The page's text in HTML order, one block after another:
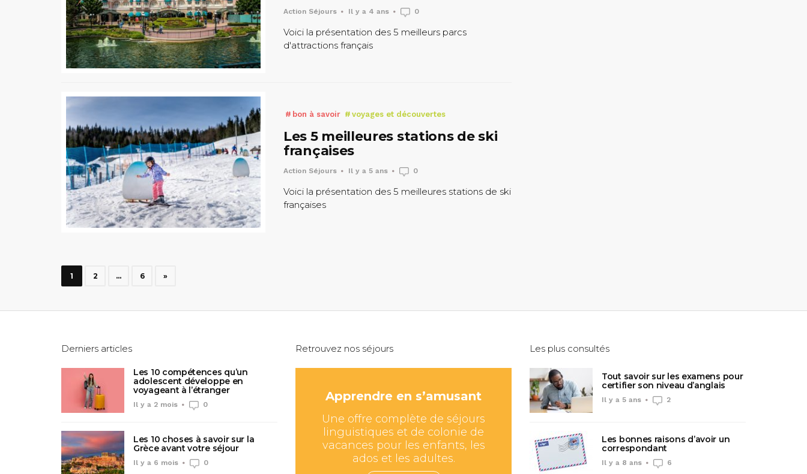
Action Séjours Il y a 4 ans 0
Voici la présentation des 5 meilleurs parcs
d'attractions français
bon à savoir voyages et découvertes
Les 5 meilleures stations de ski
françaises
Action Séjours Il y a 5 ans 0
Voici la présentation des 5 meilleures stations de ski
françaises
1 2 … 6 »
Derniers articles
Les 10 compétences qu’un
adolescent développe en
voyageant à l’étranger
Il y a 2 mois 0
Les 10 choses à savoir sur la
Grèce avant votre séjour
Il y a 6 mois 0
Retrouvez nos séjours
Apprendre en s’amusant
Une offre complète de séjours
linguistiques et de colonie de
vacances pour les enfants, les
ados et les adultes.
Les plus consultés
Tout savoir sur les examens pour
certifier son niveau d’anglais
Il y a 5 ans 2
Les bonnes raisons d’avoir un
correspondant
Il y a 8 ans 6